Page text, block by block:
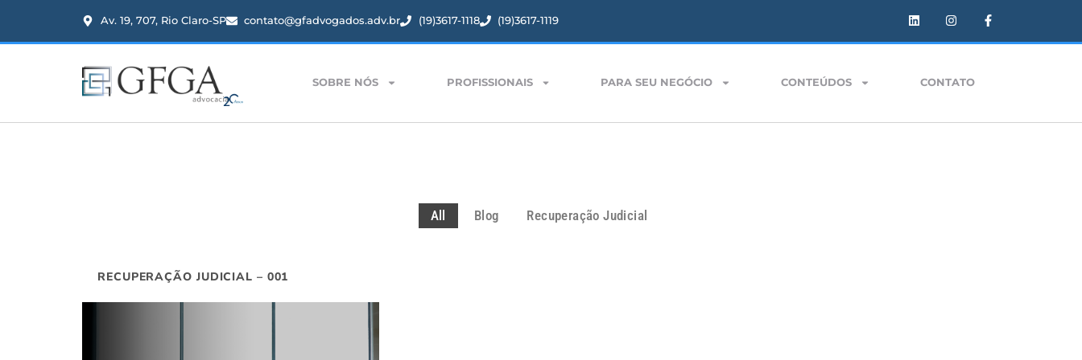
Av. 19, 707, Rio Claro-SP contato@gfadvogados.adv.br (19)3617-1118 (19)3617-1119
SOBRE NÓS PROFISSIONAIS PARA SEU NEGÓCIO CONTEÚDOS CONTATO
All Blog Recuperação Judicial
RECUPERAÇÃO JUDICIAL – 001